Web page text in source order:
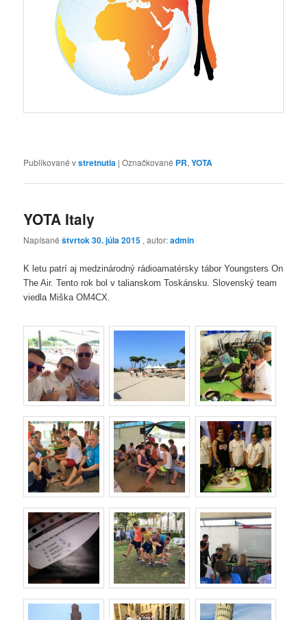
Publikované vstretnutia |Označkované PR,YOTA
YOTA Italy
Napísanéštvrtok 30. júla 2015 , autor:admin
K letu patrí aj medzinárodný rádioamatérsky tábor Youngsters On
The Air. Tento rok bol v talianskom Toskánsku. Slovenský team
viedla Miška OM4CX.